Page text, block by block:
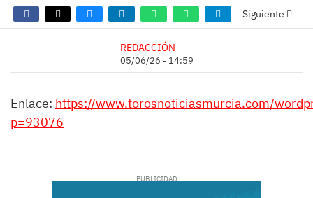
Siguiente
REDACCIÓN
05/06/26 - 14:59
Enlace: https://www.torosnoticiasmurcia.com/
p=93076